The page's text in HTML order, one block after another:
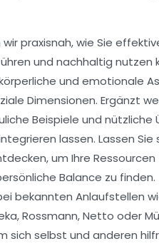
praxisnah, wie Sie
und nachhaltig nutzen
und emotionale
Dimensionen. Ergänzt
Beispiele und nützliche
lassen. Lassen Sie
um Ihre Ressourcen
Balance zu
bekannten Anlaufstellen
Rossmann, Netto oder
sich selbst und anderen